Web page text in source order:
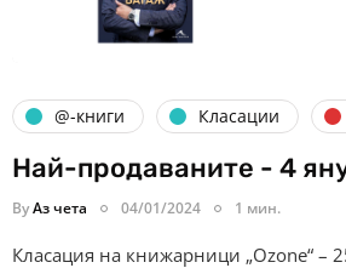
@-книги Класации
Най-продаваните - 4
ByАз чета 04/01/2024 1 мин.
Класация на книжарници „Ozone“ –